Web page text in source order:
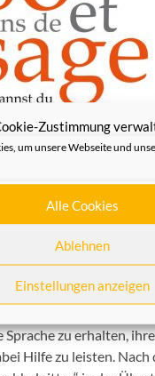
Zustimmung
um unsere Webseite und
Alle Cookies
Ablehnen
Einstellungen anzeigen
der heimatlichen Sprache.
Vereine, die Schützen
Sprache zu erhalten,
Hilfe zu leisten. Nach